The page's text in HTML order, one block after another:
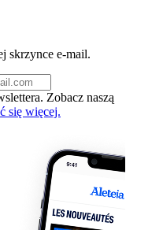
skrzynce e-mail.
Zobacz naszą
się więcej.